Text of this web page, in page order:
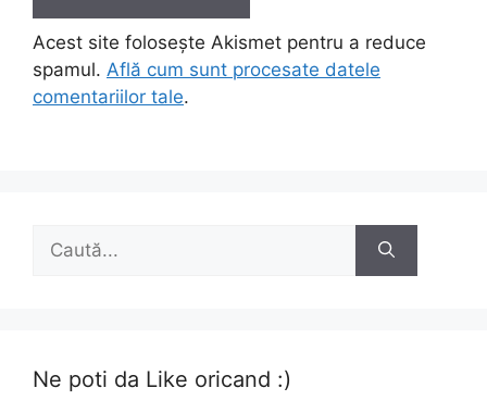
Acest site folosește Akismet pentru a reduce
spamul. Află cum sunt procesate datele
comentariilor tale.
Caută
Ne poti da Like oricand :)